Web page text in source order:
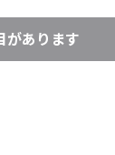
があります